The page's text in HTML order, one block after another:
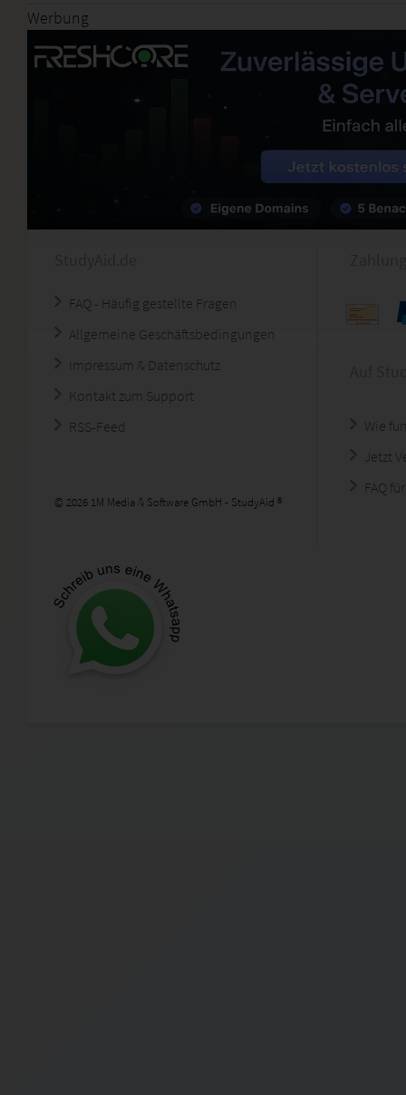
Werbung
FAQ - Häufig gestellte Fragen
Allgemeine Geschäftsbedingungen
Impressum & Datenschutz
Kontakt zum Support
RSS-Feed
© 2026 1M Media & Software GmbH - StudyAid ®
Wie
Jetzt
FAQ